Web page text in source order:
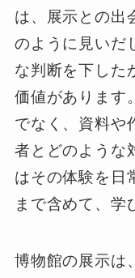
は、展示との出
のように見いだ
な判断を下した
価値があります
でなく、資料や
者とどのような
はその体験を日
まで含めて、学
博物館の展示は